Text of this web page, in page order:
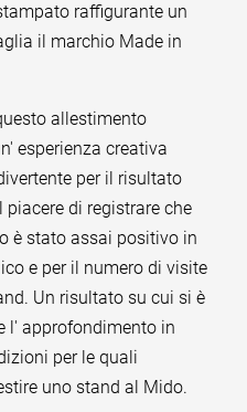
raffigurante un
il marchio Made in
allestimento
esperienza creativa
per il risultato
di registrare che
è stato assai positivo in
e per il numero di visite
Un risultato su cui si è
l' approfondimento in
per le quali
uno stand al Mido.